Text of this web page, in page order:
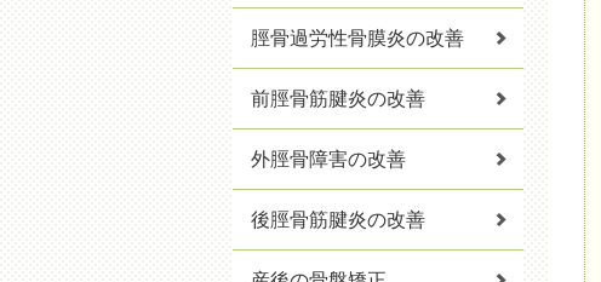
脛骨過労性骨膜炎の改善
前脛骨筋腱炎の改善
外脛骨障害の改善
後脛骨筋腱炎の改善